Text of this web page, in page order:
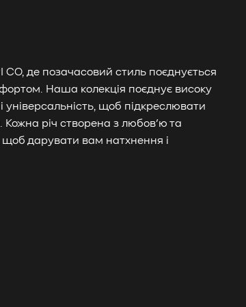
CO, де позачасовий стиль поєднується
Наша колекція поєднує високу
універсальність, щоб підкреслювати
річ створена з любов’ю та
щоб дарувати вам натхнення і